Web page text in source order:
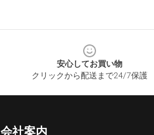
安心してお買い物
クリックから配送まで24/7保護
会社案内